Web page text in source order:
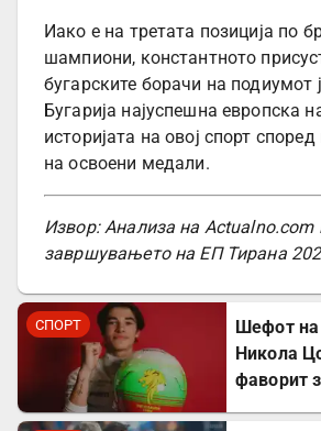
Иако е на третата позиција по
шампиони, константното
бугарските борачи на подиумот
Бугарија најуспешна европска
историјата на овој спорт
на освоени медали.
Извор: Анализа на Actualno.com
завршувањето на ЕП Тирана
СПОРТ
Шефот
Никола
фаворит